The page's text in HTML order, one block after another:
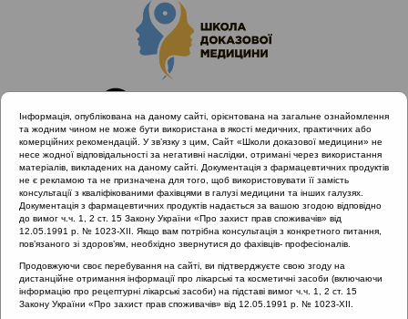
Головна
Нормативні документи
Неврологічні захворювання
Рубрика:
Неврологічні захворювання
Інформація, опублікована на даному сайті, орієнтована на загальне ознайомлення
та жодним чином не може бути використана в якості медичних, практичних або
комерційних рекомендацій. У зв’язку з цим, Сайт «Школи доказової медицини» не
несе жодної відповідальності за негативні наслідки, отримані через використання
матеріалів, викладених на даному сайті. Документація з фармацевтичних продуктів
не є рекламою та не призначена для того, щоб використовувати її замість
консультації з кваліфікованими фахівцями в галузі медицини та інших галузях.
Документація з фармацевтичних продуктів надається за вашою згодою відповідно
до вимог ч.ч. 1, 2 ст. 15 Закону України «Про захист прав споживачів» від
12.05.1991 р. № 1023-XII. Якщо вам потрібна консультація з конкретного питання,
пов’язаного зі здоров’ям, необхідно звернутися до фахівців- професіоналів.
Продовжуючи своє перебування на сайті, ви підтверджуєте свою згоду на
дистанційне отримання інформації про лікарські та косметичні засоби (включаючи
інформацію про рецептурні лікарські засоби) на підставі вимог ч.ч. 1, 2 ст. 15
Закону України «Про захист прав споживачів» від 12.05.1991 р. № 1023-XII.